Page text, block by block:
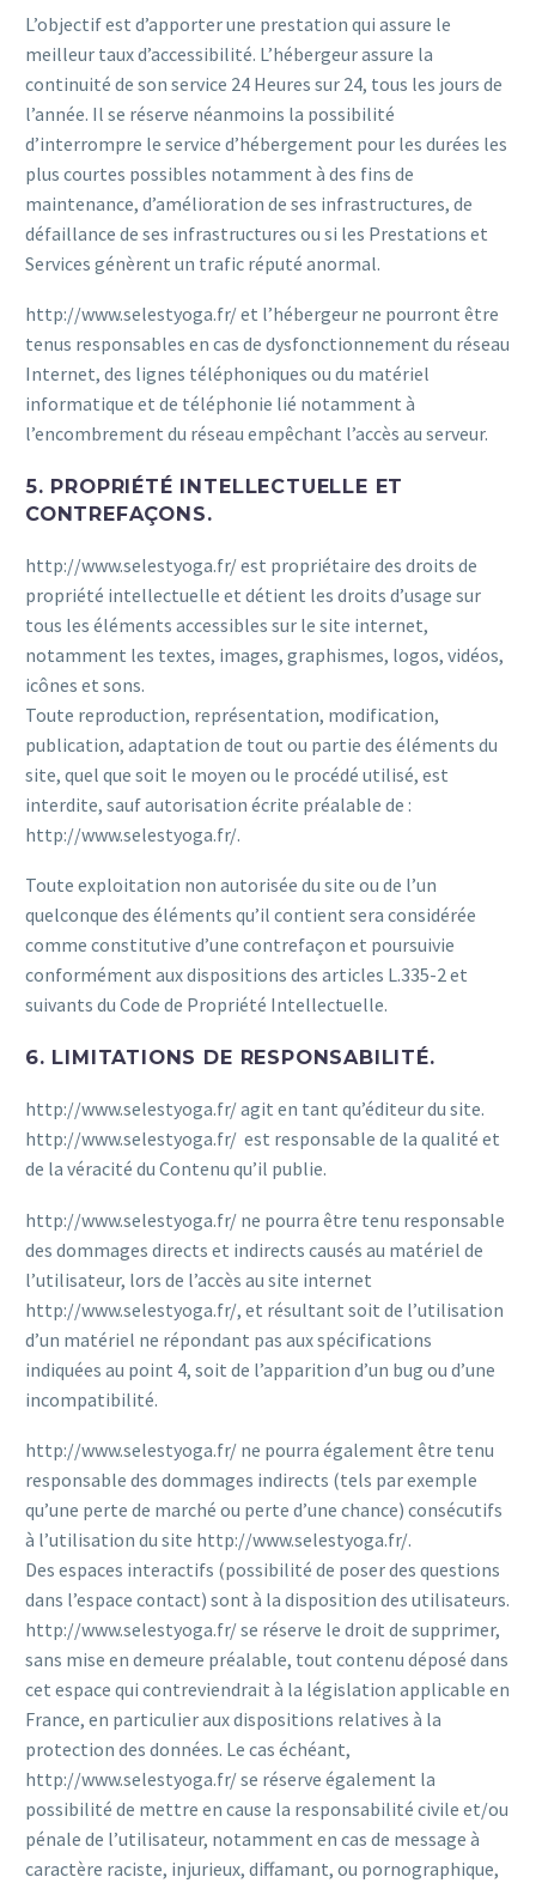
L’objectif est d’apporter une prestation qui assure le
meilleur taux d’accessibilité. L’hébergeur assure la
continuité de son service 24 Heures sur 24, tous les jours de
l’année. Il se réserve néanmoins la possibilité
d’interrompre le service d’hébergement pour les durées les
plus courtes possibles notamment à des fins de
maintenance, d’amélioration de ses infrastructures, de
défaillance de ses infrastructures ou si les Prestations et
Services génèrent un trafic réputé anormal.
http://www.selestyoga.fr/ et l’hébergeur ne pourront être
tenus responsables en cas de dysfonctionnement du réseau
Internet, des lignes téléphoniques ou du matériel
informatique et de téléphonie lié notamment à
l’encombrement du réseau empêchant l’accès au serveur.
5. PROPRIÉTÉ INTELLECTUELLE ET
CONTREFAÇONS.
http://www.selestyoga.fr/ est propriétaire des droits de
propriété intellectuelle et détient les droits d’usage sur
tous les éléments accessibles sur le site internet,
notamment les textes, images, graphismes, logos, vidéos,
icônes et sons.
Toute reproduction, représentation, modification,
publication, adaptation de tout ou partie des éléments du
site, quel que soit le moyen ou le procédé utilisé, est
interdite, sauf autorisation écrite préalable de :
http://www.selestyoga.fr/.
Toute exploitation non autorisée du site ou de l’un
quelconque des éléments qu’il contient sera considérée
comme constitutive d’une contrefaçon et poursuivie
conformément aux dispositions des articles L.335-2 et
suivants du Code de Propriété Intellectuelle.
6. LIMITATIONS DE RESPONSABILITÉ.
http://www.selestyoga.fr/ agit en tant qu’éditeur du site.
http://www.selestyoga.fr/ est responsable de la qualité et
de la véracité du Contenu qu’il publie.
http://www.selestyoga.fr/ ne pourra être tenu responsable
des dommages directs et indirects causés au matériel de
l’utilisateur, lors de l’accès au site internet
http://www.selestyoga.fr/, et résultant soit de l’utilisation
d’un matériel ne répondant pas aux spécifications
indiquées au point 4, soit de l’apparition d’un bug ou d’une
incompatibilité.
http://www.selestyoga.fr/ ne pourra également être tenu
responsable des dommages indirects (tels par exemple
qu’une perte de marché ou perte d’une chance) consécutifs
à l’utilisation du site http://www.selestyoga.fr/.
Des espaces interactifs (possibilité de poser des questions
dans l’espace contact) sont à la disposition des utilisateurs.
http://www.selestyoga.fr/ se réserve le droit de supprimer,
sans mise en demeure préalable, tout contenu déposé dans
cet espace qui contreviendrait à la législation applicable en
France, en particulier aux dispositions relatives à la
protection des données. Le cas échéant,
http://www.selestyoga.fr/ se réserve également la
possibilité de mettre en cause la responsabilité civile et/ou
pénale de l’utilisateur, notamment en cas de message à
caractère raciste, injurieux, diffamant, ou pornographique,